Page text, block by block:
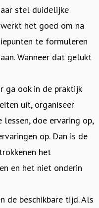
stel duidelijke
het goed om na
te formuleren
Wanneer dat gelukt
ga ook in de praktijk
uit, organiseer
lessen, doe ervaring op,
op. Dan is de
het
en het niet onderin
de beschikbare tijd. Als